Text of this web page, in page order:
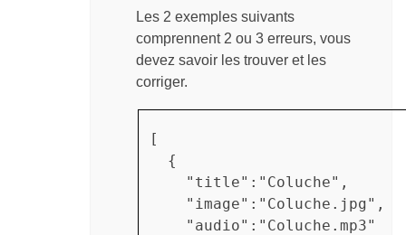
Les 2 exemples suivants
comprennent 2 ou 3 erreurs, vous
devez savoir les trouver et les
corriger.
[
  {
    "title":"Coluche",
    "image":"Coluche.jpg",
    "audio":"Coluche.mp3"